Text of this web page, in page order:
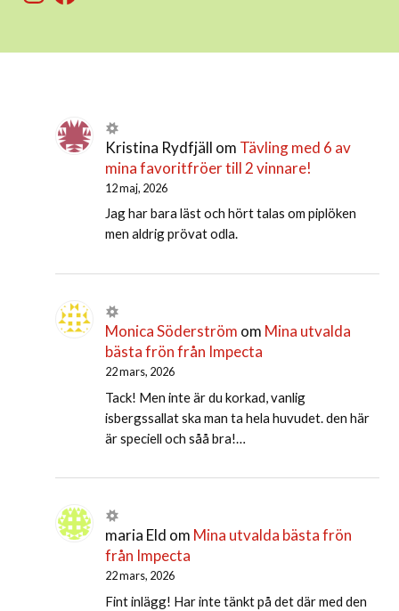
Kristina Rydfjäll om Tävling med 6 av
mina favoritfröer till 2 vinnare!
12 maj, 2026
Jag har bara läst och hört talas om piplöken
men aldrig prövat odla.
Monica Söderström om Mina utvalda
bästa frön från Impecta
22 mars, 2026
Tack! Men inte är du korkad, vanlig
isbergssallat ska man ta hela huvudet. den här
är speciell och såå bra!…
maria Eld om Mina utvalda bästa frön
från Impecta
22 mars, 2026
Fint inlägg! Har inte tänkt på det där med den